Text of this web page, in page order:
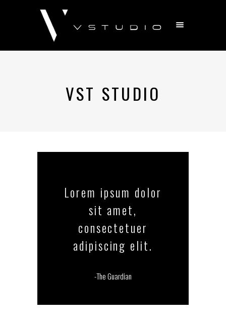
VST STUDIO
Lorem ipsum dolor
sit amet,
consectetuer
adipiscing elit.
-The Guardian